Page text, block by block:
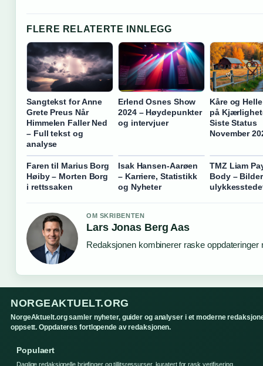
FLERE RELATERTE INNLEGG
Sangtekst for Anne
Grete Preus Når
Himmelen Faller Ned
– Full tekst og
analyse
Erlend Osnes Show
2024 – Høydepunkter
og intervjuer
Kåre og
på
Siste Status
November
Faren til Marius Borg
Høiby – Morten Borg
i rettssaken
Isak Hansen-Aarøen
– Karriere, Statistikk
og Nyheter
TMZ Liam
Body –
OM SKRIBENTEN
Lars Jonas Berg Aas
Redaksjonen kombinerer raske oppdateringer
NORGEAKTUELT.ORG
NorgeAktuelt.org samler nyheter, guider og analyser i et moderne
oppsett. Oppdateres fortlopende av redaksjonen.
Populaert
Daglige redaksjonelle briefinger og tillitsressurser, kuratert for rask verifisering.